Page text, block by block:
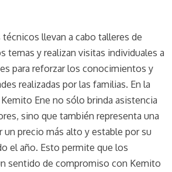
llevan a cabo talleres de
temas y realizan visitas individuales a
para reforzar los conocimientos y
realizadas por las familias. En la
Ene no sólo brinda asistencia
sino que también representa una
precio más alto y estable por su
el año. Esto permite que los
sentido de compromiso con Kemito